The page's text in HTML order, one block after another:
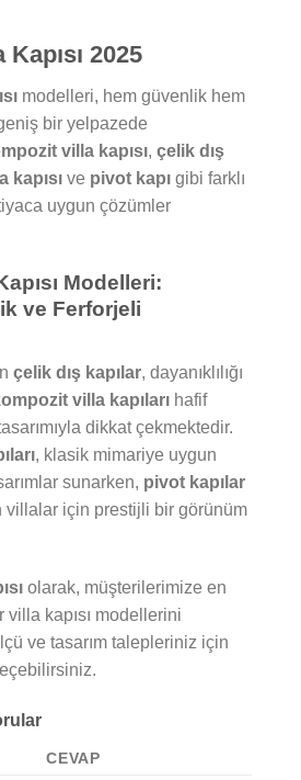
2025
modelleri, hem güvenlik hem
bir yelpazede
villa kapısı, çelik dış
kapısı ve pivot kapı gibi farklı
uygun çözümler
Modelleri:
ve Ferforjeli
çelik dış kapılar, dayanıklılığı
villa kapıları hafif
dikkat çekmektedir.
, klasik mimariye uygun
sunarken, pivot kapılar
villalar için prestijli bir görünüm
olarak, müşterilerimize en
kapısı modellerini
ve tasarım talepleriniz için
CEVAP